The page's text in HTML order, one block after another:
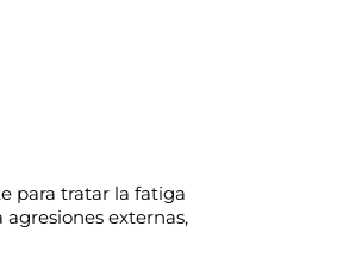
para tratar la fatiga
externas,